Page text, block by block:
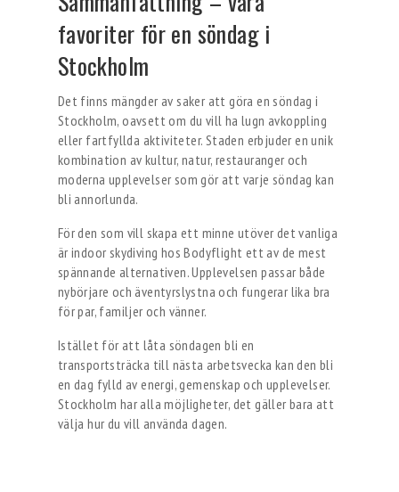
favoriter för en söndag i
Stockholm
Det finns mängder av saker att göra en söndag i
Stockholm, oavsett om du vill ha lugn avkoppling
eller fartfyllda aktiviteter. Staden erbjuder en unik
kombination av kultur, natur, restauranger och
moderna upplevelser som gör att varje söndag kan
bli annorlunda.
För den som vill skapa ett minne utöver det vanliga
är indoor skydiving hos Bodyflight ett av de mest
spännande alternativen. Upplevelsen passar både
nybörjare och äventyrslystna och fungerar lika bra
för par, familjer och vänner.
Istället för att låta söndagen bli en
transportsträcka till nästa arbetsvecka kan den bli
en dag fylld av energi, gemenskap och upplevelser.
Stockholm har alla möjligheter, det gäller bara att
välja hur du vill använda dagen.